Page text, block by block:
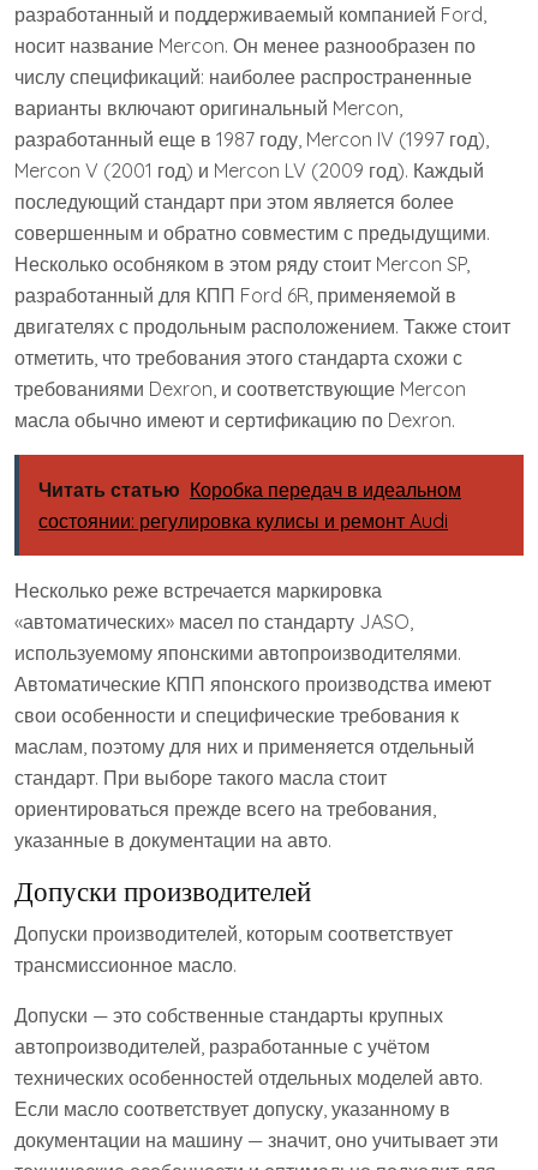
разработанный и поддерживаемый компанией Ford,
носит название Mercon. Он менее разнообразен по
числу спецификаций: наиболее распространенные
варианты включают оригинальный Mercon,
разработанный еще в 1987 году, Mercon IV (1997 год),
Mercon V (2001 год) и Mercon LV (2009 год). Каждый
последующий стандарт при этом является более
совершенным и обратно совместим с предыдущими.
Несколько особняком в этом ряду стоит Mercon SP,
разработанный для КПП Ford 6R, применяемой в
двигателях с продольным расположением. Также стоит
отметить, что требования этого стандарта схожи с
требованиями Dexron, и соответствующие Mercon
масла обычно имеют и сертификацию по Dexron.
Читать статью Коробка передач в идеальном
состоянии: регулировка кулисы и ремонт Audi
Несколько реже встречается маркировка
«автоматических» масел по стандарту JASO,
используемому японскими автопроизводителями.
Автоматические КПП японского производства имеют
свои особенности и специфические требования к
маслам, поэтому для них и применяется отдельный
стандарт. При выборе такого масла стоит
ориентироваться прежде всего на требования,
указанные в документации на авто.
Допуски производителей
Допуски производителей, которым соответствует
трансмиссионное масло.
Допуски — это собственные стандарты крупных
автопроизводителей, разработанные с учётом
технических особенностей отдельных моделей авто.
Если масло соответствует допуску, указанному в
документации на машину — значит, оно учитывает эти